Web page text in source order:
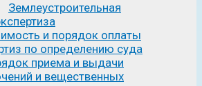
Землеустроительная
и порядок оплаты
по определению суда
приема и выдачи
и вещественных